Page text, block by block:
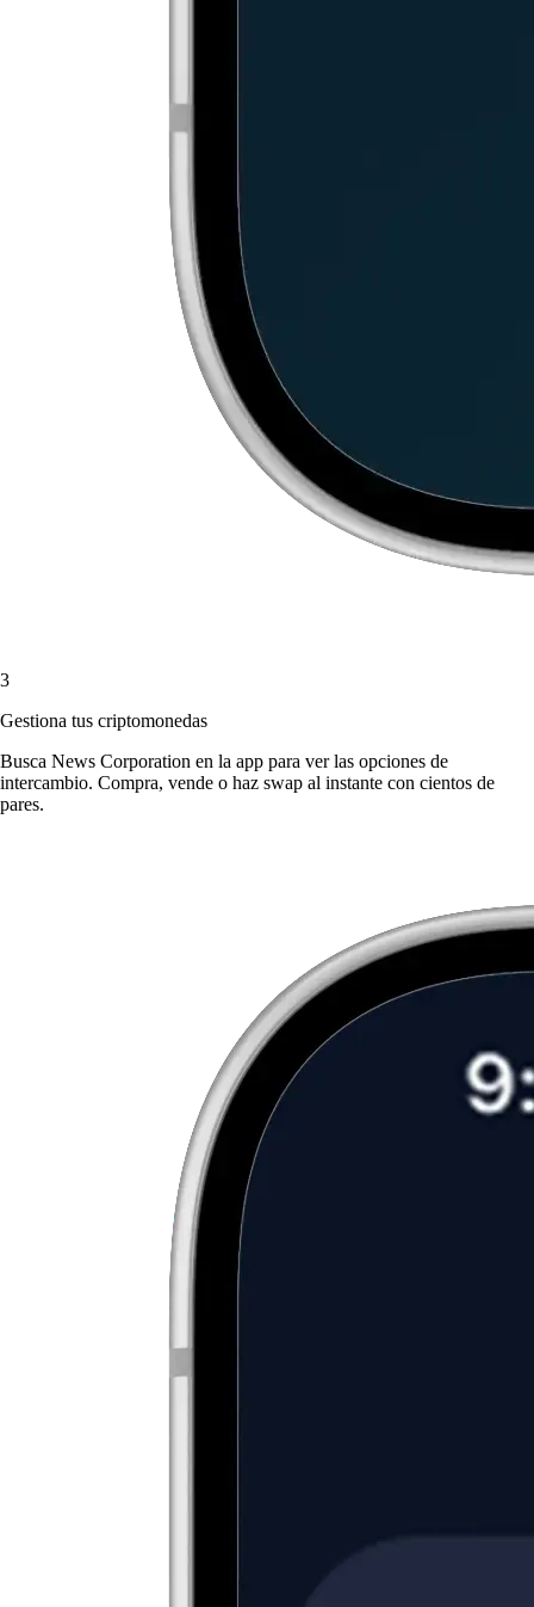
3
Gestiona tus criptomonedas
Busca News Corporation en la app para ver las opciones de
intercambio. Compra, vende o haz swap al instante con cientos de
pares.